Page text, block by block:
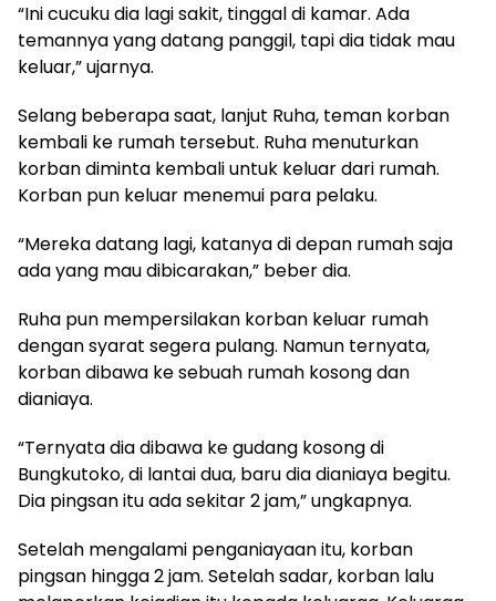
“Ini cucuku dia lagi sakit, tinggal di kamar. Ada
temannya yang datang panggil, tapi dia tidak mau
keluar,” ujarnya.
Selang beberapa saat, lanjut Ruha, teman korban
kembali ke rumah tersebut. Ruha menuturkan
korban diminta kembali untuk keluar dari rumah.
Korban pun keluar menemui para pelaku.
“Mereka datang lagi, katanya di depan rumah saja
ada yang mau dibicarakan,” beber dia.
Ruha pun mempersilakan korban keluar rumah
dengan syarat segera pulang. Namun ternyata,
korban dibawa ke sebuah rumah kosong dan
dianiaya.
“Ternyata dia dibawa ke gudang kosong di
Bungkutoko, di lantai dua, baru dia dianiaya begitu.
Dia pingsan itu ada sekitar 2 jam,” ungkapnya.
Setelah mengalami penganiayaan itu, korban
pingsan hingga 2 jam. Setelah sadar, korban lalu